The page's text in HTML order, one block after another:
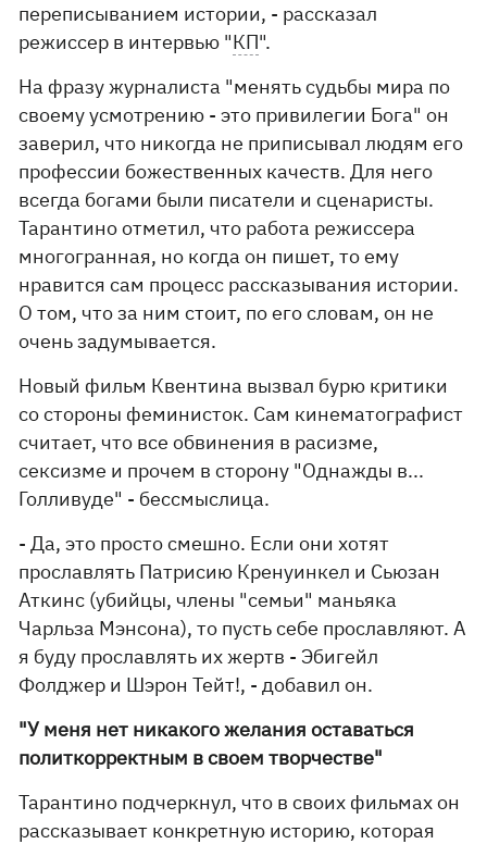
переписыванием истории, - рассказал
режиссер в интервью "КП".
На фразу журналиста "менять судьбы мира по
своему усмотрению - это привилегии Бога" он
заверил, что никогда не приписывал людям его
профессии божественных качеств. Для него
всегда богами были писатели и сценаристы.
Тарантино отметил, что работа режиссера
многогранная, но когда он пишет, то ему
нравится сам процесс рассказывания истории.
О том, что за ним стоит, по его словам, он не
очень задумывается.
Новый фильм Квентина вызвал бурю критики
со стороны феминисток. Сам кинематографист
считает, что все обвинения в расизме,
сексизме и прочем в сторону "Однажды в...
Голливуде" - бессмыслица.
- Да, это просто смешно. Если они хотят
прославлять Патрисию Кренуинкел и Сьюзан
Аткинс (убийцы, члены "семьи" маньяка
Чарльза Мэнсона), то пусть себе прославляют. А
я буду прославлять их жертв - Эбигейл
Фолджер и Шэрон Тейт!, - добавил он.
"У меня нет никакого желания оставаться
политкорректным в своем творчестве"
Тарантино подчеркнул, что в своих фильмах он
рассказывает конкретную историю, которая